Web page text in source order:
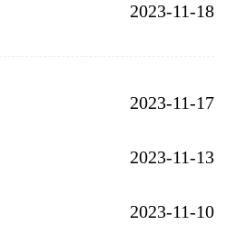
2023-11-18
2023-11-17
2023-11-13
2023-11-10